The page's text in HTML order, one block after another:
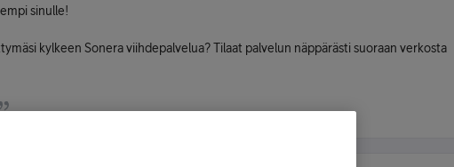
sinulle!
kylkeen Sonera viihdepalvelua? Tilaat palvelun näppärästi suoraan verkosta